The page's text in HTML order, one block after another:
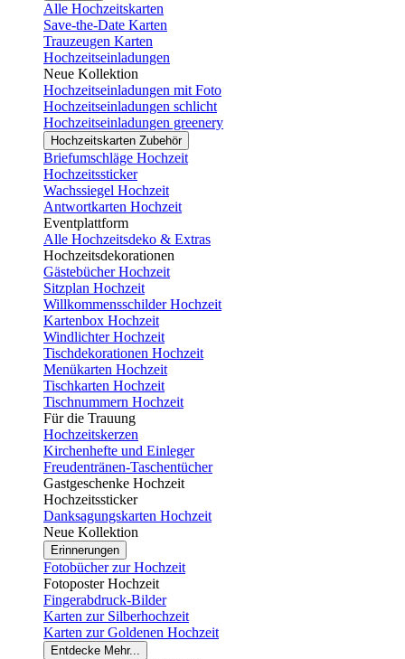
Alle Hochzeitskarten
Save-the-Date Karten
Trauzeugen Karten
Hochzeitseinladungen
Neue Kollektion
Hochzeitseinladungen mit Foto
Hochzeitseinladungen schlicht
Hochzeitseinladungen greenery
Hochzeitskarten Zubehör
Briefumschläge Hochzeit
Hochzeitssticker
Wachssiegel Hochzeit
Antwortkarten Hochzeit
Eventplattform
Alle Hochzeitsdeko & Extras
Hochzeitsdekorationen
Gästebücher Hochzeit
Sitzplan Hochzeit
Willkommensschilder Hochzeit
Kartenbox Hochzeit
Windlichter Hochzeit
Tischdekorationen Hochzeit
Menükarten Hochzeit
Tischkarten Hochzeit
Tischnummern Hochzeit
Für die Trauung
Hochzeitskerzen
Kirchenhefte und Einleger
Freudentränen-Taschentücher
Gastgeschenke Hochzeit
Hochzeitssticker
Danksagungskarten Hochzeit
Neue Kollektion
Erinnerungen
Fotobücher zur Hochzeit
Fotoposter Hochzeit
Fingerabdruck-Bilder
Karten zur Silberhochzeit
Karten zur Goldenen Hochzeit
Entdecke Mehr...